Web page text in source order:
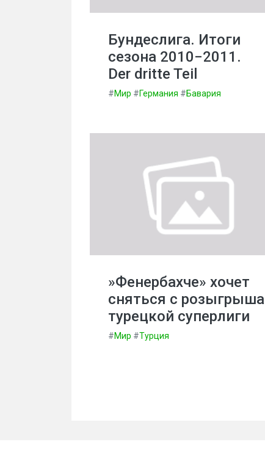
Бундеслига. Итоги
сезона 2010−2011.
Der dritte Teil
#Мир #Германия #Бавария
»Фенербахче» хочет
сняться с розыгрыша
турецкой суперлиги
#Мир #Турция